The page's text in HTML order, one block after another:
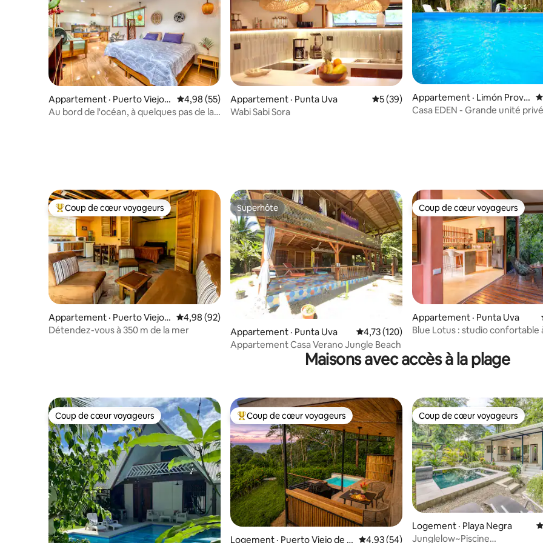
Appartement · Puerto Viejo d
e Talamanca
Note moyenne de 4,98 sur 5, 55 commentaires
4,98 (55)
Au bord de l'océan, à quelques pas de la
Appartement · Punta Uva Note moyenne de 5 sur 5, 39
5 (39)
Wabi Sabi Sora
Appartement · Limón Provin
ce
Casa EDEN - Grande unité
Coup de cœur voyageurs parmi les plus aimés
Coup de cœur voyageurs
Appartement · Puerto Viejo d
e Talamanca
Note moyenne de 4,98 sur 5, 92 commentaires
4,98 (92)
Détendez-vous à 350 m de la mer
Superhôte
Superhôte
Appartement · Punta Uva Note moyenne de 4,73 sur 5, 120
4,73 (120)
Appartement Casa Verano Jungle Beach
Coup de cœur voyageurs
Coup de cœur voyageurs
Appartement · Punta Uva
Blue Lotus : studio confortable
Maisons avec accès à la plage
Coup de cœur voyageurs
Coup de cœur voyageurs Coup de cœur voyageurs parmi les plus aimés
Coup de cœur voyageurs
Logement · Puerto Viejo de T Note moyenne de 4,93 sur 5, 54
4,93 (54)
Coup de cœur voyageurs
Coup de cœur voyageurs
Logement · Playa Negra
Junglelow~Piscine